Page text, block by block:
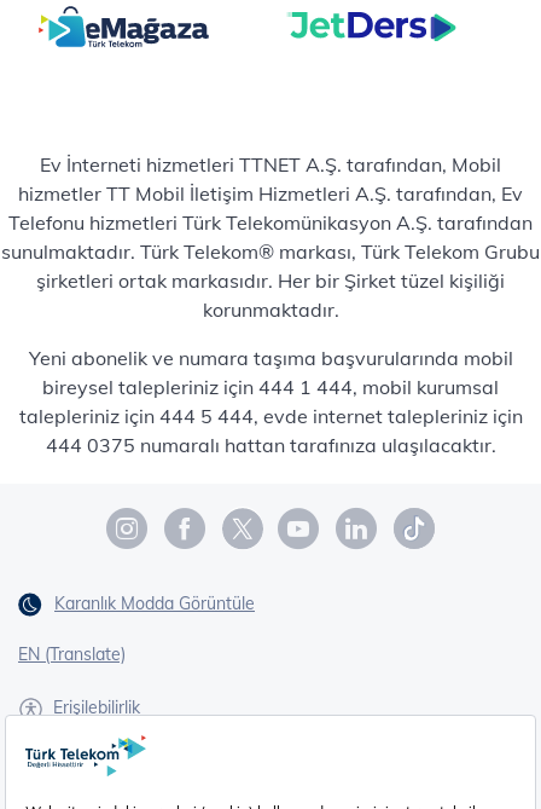
Ev İnterneti hizmetleri TTNET A.Ş. tarafından, Mobil
hizmetler TT Mobil İletişim Hizmetleri A.Ş. tarafından, Ev
Telefonu hizmetleri Türk Telekomünikasyon A.Ş. tarafından
sunulmaktadır. Türk Telekom® markası, Türk Telekom Grubu
şirketleri ortak markasıdır. Her bir Şirket tüzel kişiliği
korunmaktadır.
Yeni abonelik ve numara taşıma başvurularında mobil
bireysel talepleriniz için 444 1 444, mobil kurumsal
talepleriniz için 444 5 444, evde internet talepleriniz için
444 0375 numaralı hattan tarafınıza ulaşılacaktır.
Karanlık Modda Görüntüle
EN (Translate)
Erişilebilirlik
İşaret Dili Çevirisi